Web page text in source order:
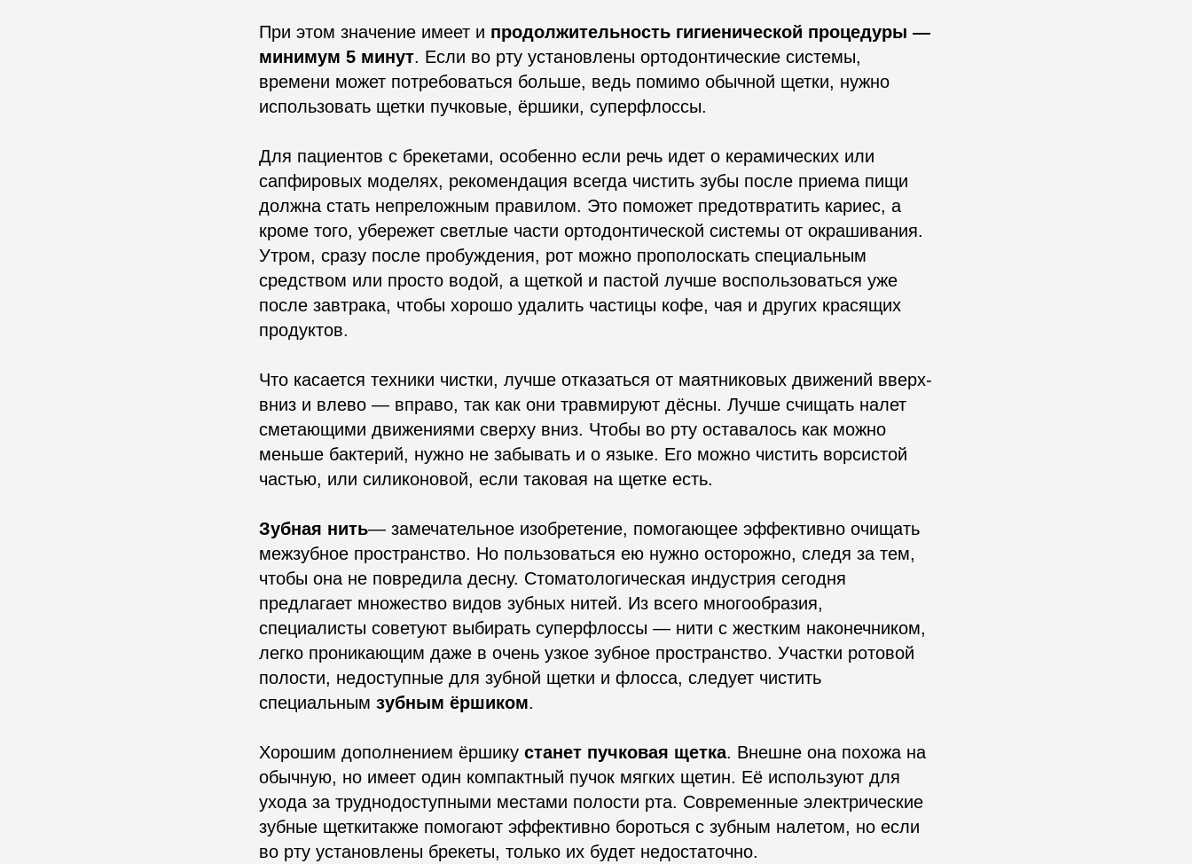
При этом значение имеет и продолжительность гигиенической процедуры —
минимум 5 минут. Если во рту установлены ортодонтические системы,
времени может потребоваться больше, ведь помимо обычной щетки, нужно
использовать щетки пучковые, ёршики, суперфлоссы.
Для пациентов с брекетами, особенно если речь идет о керамических или
сапфировых моделях, рекомендация всегда чистить зубы после приема пищи
должна стать непреложным правилом. Это поможет предотвратить кариес, а
кроме того, убережет светлые части ортодонтической системы от окрашивания.
Утром, сразу после пробуждения, рот можно прополоскать специальным
средством или просто водой, а щеткой и пастой лучше воспользоваться уже
после завтрака, чтобы хорошо удалить частицы кофе, чая и других красящих
продуктов.
Что касается техники чистки, лучше отказаться от маятниковых движений вверх-
вниз и влево — вправо, так как они травмируют дёсны. Лучше счищать налет
сметающими движениями сверху вниз. Чтобы во рту оставалось как можно
меньше бактерий, нужно не забывать и о языке. Его можно чистить ворсистой
частью, или силиконовой, если таковая на щетке есть.
Зубная нить— замечательное изобретение, помогающее эффективно очищать
межзубное пространство. Но пользоваться ею нужно осторожно, следя за тем,
чтобы она не повредила десну. Стоматологическая индустрия сегодня
предлагает множество видов зубных нитей. Из всего многообразия,
специалисты советуют выбирать суперфлоссы — нити с жестким наконечником,
легко проникающим даже в очень узкое зубное пространство. Участки ротовой
полости, недоступные для зубной щетки и флосса, следует чистить
специальным зубным ёршиком.
Хорошим дополнением ёршику станет пучковая щетка. Внешне она похожа на
обычную, но имеет один компактный пучок мягких щетин. Её используют для
ухода за труднодоступными местами полости рта. Современные электрические
зубные щеткитакже помогают эффективно бороться с зубным налетом, но если
во рту установлены брекеты, только их будет недостаточно.